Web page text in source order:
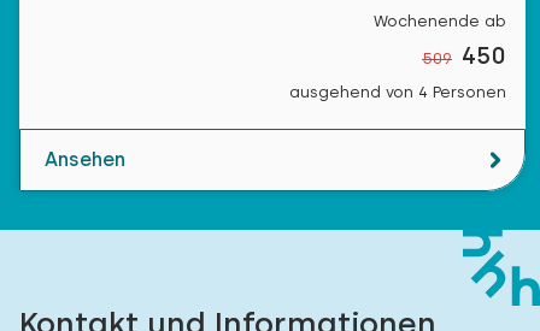
Wochenende ab
509 450
ausgehend von 4 Personen
Ansehen
Kontakt und Informationen